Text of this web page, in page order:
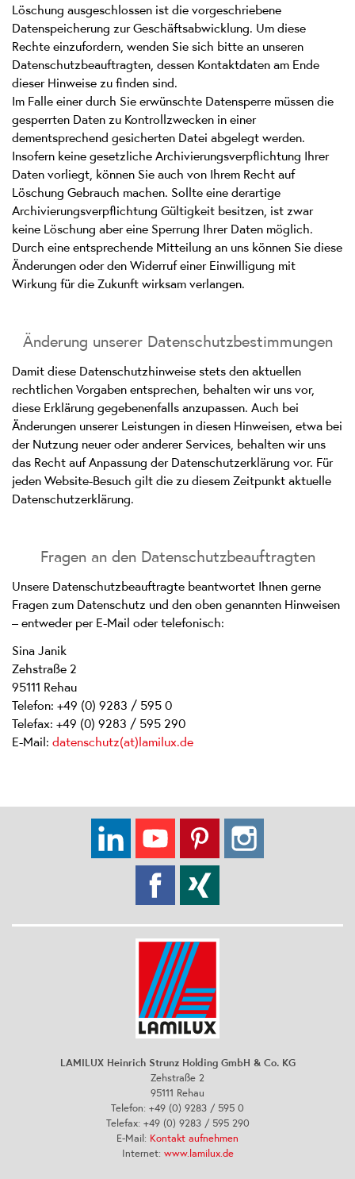
Löschung ausgeschlossen ist die vorgeschriebene
Datenspeicherung zur Geschäftsabwicklung. Um diese
Rechte einzufordern, wenden Sie sich bitte an unseren
Datenschutzbeauftragten, dessen Kontaktdaten am Ende
dieser Hinweise zu finden sind.
Im Falle einer durch Sie erwünschte Datensperre müssen die
gesperrten Daten zu Kontrollzwecken in einer
dementsprechend gesicherten Datei abgelegt werden.
Insofern keine gesetzliche Archivierungsverpflichtung Ihrer
Daten vorliegt, können Sie auch von Ihrem Recht auf
Löschung Gebrauch machen. Sollte eine derartige
Archivierungsverpflichtung Gültigkeit besitzen, ist zwar
keine Löschung aber eine Sperrung Ihrer Daten möglich.
Durch eine entsprechende Mitteilung an uns können Sie diese
Änderungen oder den Widerruf einer Einwilligung mit
Wirkung für die Zukunft wirksam verlangen.
Änderung unserer Datenschutzbestimmungen
Damit diese Datenschutzhinweise stets den aktuellen
rechtlichen Vorgaben entsprechen, behalten wir uns vor,
diese Erklärung gegebenenfalls anzupassen. Auch bei
Änderungen unserer Leistungen in diesen Hinweisen, etwa bei
der Nutzung neuer oder anderer Services, behalten wir uns
das Recht auf Anpassung der Datenschutzerklärung vor. Für
jeden Website-Besuch gilt die zu diesem Zeitpunkt aktuelle
Datenschutzerklärung.
Fragen an den Datenschutzbeauftragten
Unsere Datenschutzbeauftragte beantwortet Ihnen gerne
Fragen zum Datenschutz und den oben genannten Hinweisen
– entweder per E-Mail oder telefonisch:
Sina Janik
Zehstraße 2
95111 Rehau
Telefon: +49 (0) 9283 / 595 0
Telefax: +49 (0) 9283 / 595 290
E-Mail: datenschutz(at)lamilux.de
LAMILUX Heinrich Strunz Holding GmbH & Co. KG
Zehstraße 2
95111 Rehau
Telefon: +49 (0) 9283 / 595 0
Telefax: +49 (0) 9283 / 595 290
E-Mail: Kontakt aufnehmen
Internet: www.lamilux.de